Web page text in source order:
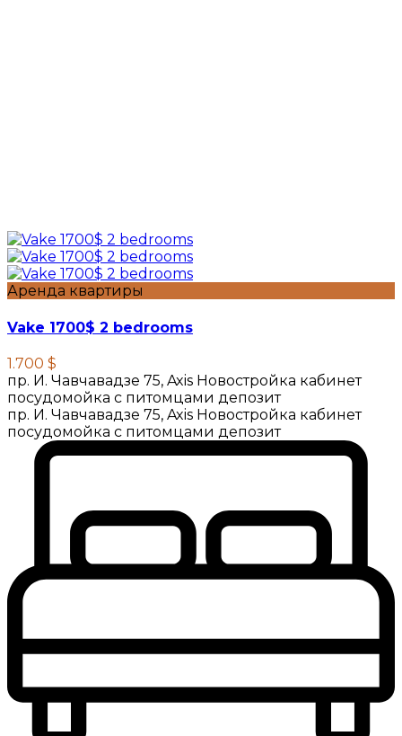
Аренда квартиры
Vake 1700$ 2 bedrooms
1.700 $
пр. И. Чавчавадзе 75, Axis Новостройка кабинет
посудомойка с питомцами депозит
пр. И. Чавчавадзе 75, Axis Новостройка кабинет
посудомойка с питомцами депозит